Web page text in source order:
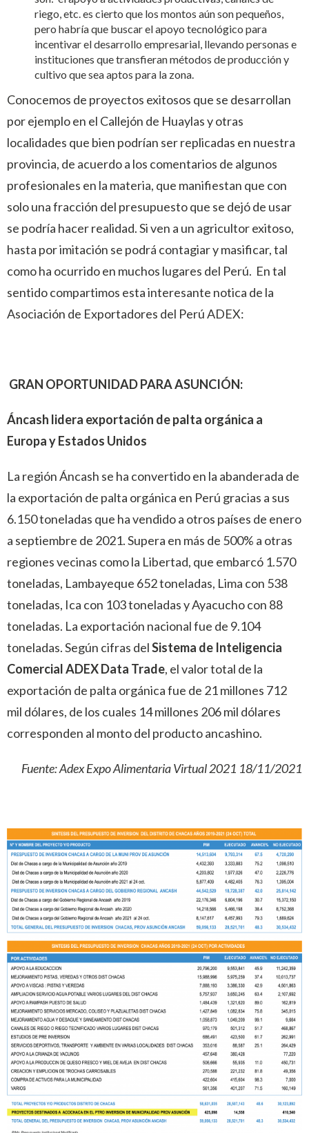
riego, etc. es cierto que los montos aún son pequeños,
pero habría que buscar el apoyo tecnológico para
incentivar el desarrollo empresarial, llevando personas e
instituciones que transfieran métodos de producción y
cultivo que sea aptos para la zona.
Conocemos de proyectos exitosos que se desarrollan
por ejemplo en el Callejón de Huaylas y otras
localidades que bien podrían ser replicadas en nuestra
provincia, de acuerdo a los comentarios de algunos
profesionales en la materia, que manifiestan que con
solo una fracción del presupuesto que se dejó de usar
se podría hacer realidad. Si ven a un agricultor exitoso,
hasta por imitación se podrá contagiar y masificar, tal
como ha ocurrido en muchos lugares del Perú. En tal
sentido compartimos esta interesante notica de la
Asociación de Exportadores del Perú ADEX:
GRAN OPORTUNIDAD PARA ASUNCIÓN:
Áncash lidera exportación de palta orgánica a
Europa y Estados Unidos
La región Áncash se ha convertido en la abanderada de
la exportación de palta orgánica en Perú gracias a sus
6.150 toneladas que ha vendido a otros países de enero
a septiembre de 2021. Supera en más de 500% a otras
regiones vecinas como la Libertad, que embarcó 1.570
toneladas, Lambayeque 652 toneladas, Lima con 538
toneladas, Ica con 103 toneladas y Ayacucho con 88
toneladas. La exportación nacional fue de 9.104
toneladas. Según cifras delSistema de Inteligencia
Comercial ADEX Data Trade, el valor total de la
exportación de palta orgánica fue de 21 millones 712
mil dólares, de los cuales 14 millones 206 mil dólares
corresponden al monto del producto ancashino.
Fuente: Adex Expo Alimentaria Virtual 2021 18/11/2021